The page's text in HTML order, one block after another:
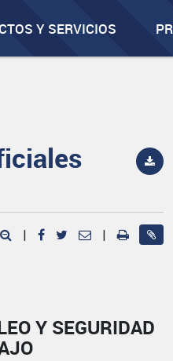
Y SERVICIOS
| |
Y SEGURIDAD